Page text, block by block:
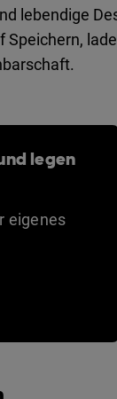
lebendige
legen
eigenes